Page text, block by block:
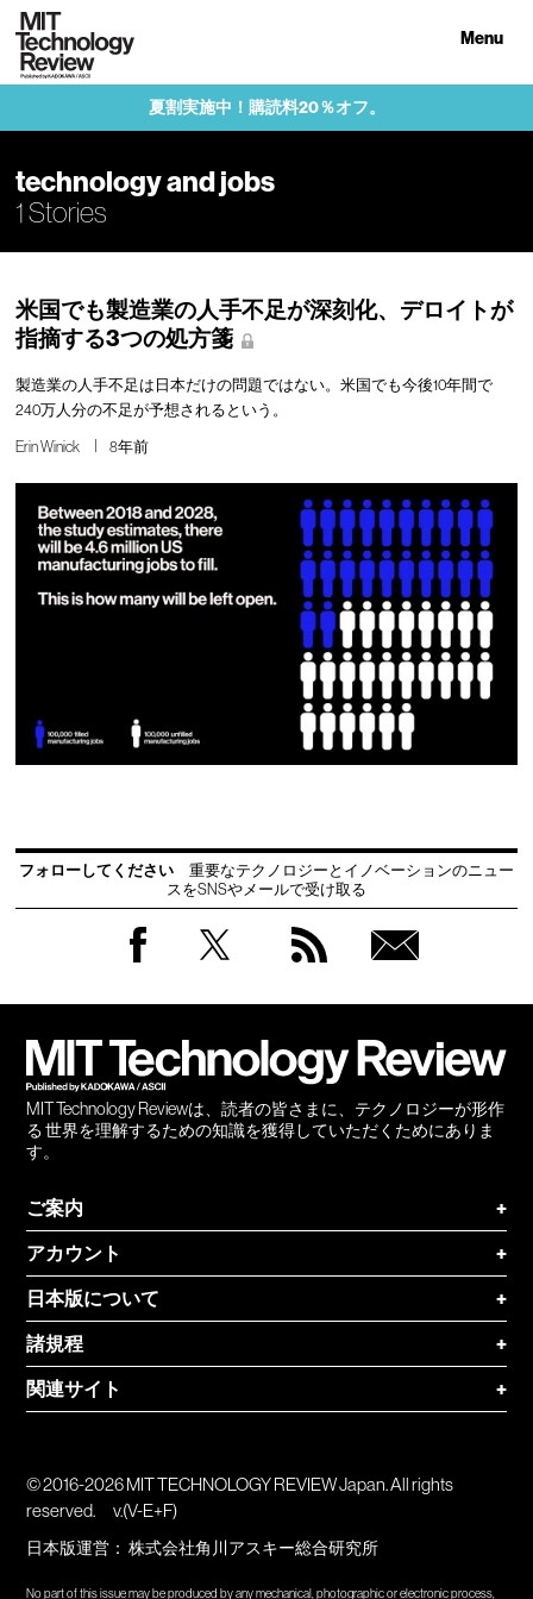
Menu
夏割実施中！購読料20％オフ。
technology and jobs
1 Stories
米国でも製造業の人手不足が深刻化、デロイトが
指摘する3つの処方箋
製造業の人手不足は日本だけの問題ではない。米国でも今後10年間で
240万人分の不足が予想されるという。
Erin Winick 8年前
フォローしてください
重要なテクノロジーとイノベーションのニュー
スをSNSやメールで受け取る
MIT Technology Reviewは、読者の皆さまに、テクノロジーが形作
る 世界を理解するための知識を獲得していただくためにありま
す。
ご案内
+
アカウント
+
日本版について
+
諸規程
+
関連サイト
+
© 2016-2026 MIT TECHNOLOGY REVIEW Japan. All rights
reserved.
v.(V-E+F)
日本版運営：株式会社角川アスキー総合研究所
No part of this issue may be produced by any mechanical, photographic or electronic process,